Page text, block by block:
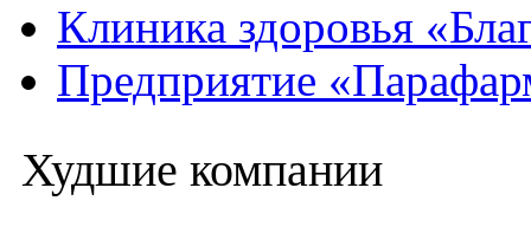
Клиника здоровья
Предприятие
Худшие компании